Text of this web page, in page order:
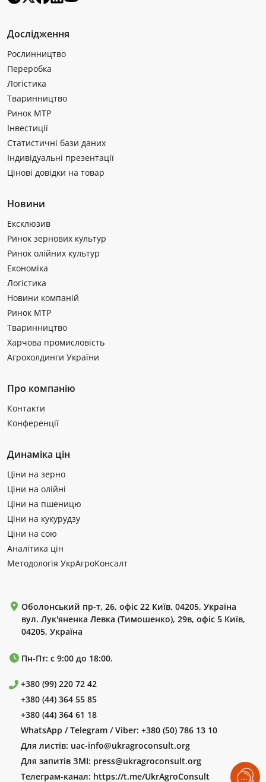
Дослідження
Рослинництво
Переробка
Логістика
Тваринництво
Ринок МТР
Інвестиції
Статистичні бази даних
Індивідуальні презентації
Цінові довідки на товар
Новини
Ексклюзив
Ринок зернових культур
Ринок олійних культур
Економіка
Логістика
Новини компаній
Ринок МТР
Тваринництво
Харчова промисловість
Агрохолдинги України
Про компанію
Контакти
Конференції
Динаміка цін
Ціни на зерно
Ціни на олійні
Ціни на пшеницю
Ціни на кукурудзу
Ціни на сою
Аналітика цін
Методологія УкрАгроКонсалт
Оболонський пр-т, 26, офіс 22 Київ, 04205, Україна
вул. Лук'яненка Левка (Тимошенко), 29в, офіс 5 Київ,
04205, Україна
Пн-Пт: с 9:00 до 18:00.
+380 (99) 220 72 42
+380 (44) 364 55 85
+380 (44) 364 61 18
WhatsApp / Telegram / Viber: +380 (50) 786 13 10
Для листів: uac-info@ukragroconsult.org
Для запитів ЗМІ: press@ukragroconsult.org
Телеграм-канал: https://t.me/UkrAgroConsult